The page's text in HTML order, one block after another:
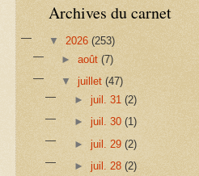
Archives du carnet
▼ 2026 (253)
►août(7)
▼ juillet(47)
► juil. 31 (2)
► juil. 30 (1)
► juil. 29 (2)
► juil. 28 (2)